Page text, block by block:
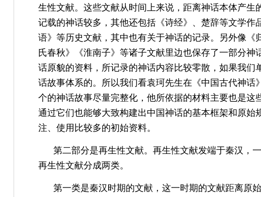
生性文献。这些文献从时间上来说，距离神话本体产
记载的神话较多，其他还包括《诗经》、楚辞等文学
语》等历史文献，其中也有关于神话的记录。另外像
氏春秋》《淮南子》等诸子文献里边也保存了一部分
话原貌的资料，所记录的神话内容比较零散，如果我
话故事体系的。所以我们看袁珂先生在《中国古代神
个的神话故事尽量完整化，他所依据的材料主要也是
通过它们也能够大致构建出中国神话的基本框架和原
注、使用比较多的初始资料。
第二部分是再生性文献。再生性文献发端于秦汉，
再生性文献分成两类。
第一类是秦汉时期的文献，这一时期的文献距离原